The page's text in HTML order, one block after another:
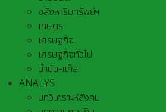
อสังหาริมทรัพย์ฯ
เกษตร
เศรษฐกิจ
เศรษฐกิจทั่วไป
น้ำมัน-แก๊ส
ANALYS
บทวิเคราะห์สังคม